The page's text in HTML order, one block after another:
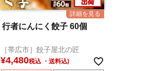
行者にんにく餃子 60個
［帯広市］餃子屋北の匠
¥4,480税込